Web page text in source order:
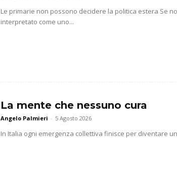
Le primarie non possono decidere la politica estera Se
interpretato come uno...
La mente che nessuno cura
Angelo Palmieri - 5 Agosto 2026
In Italia ogni emergenza collettiva finisce per diventare